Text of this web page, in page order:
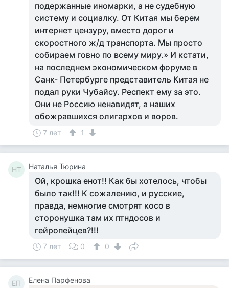
подержанные иномарки, а не судебную
систему и социалку. От Китая мы берем
интернет цензуру, вместо дорог и
скоростного ж/д транспорта. Мы просто
собираем говно по всему миру.» И кстати,
на последнем экономическом форуме в
Санк- Петербурге представитель Китая не
подал руки Чубайсу. Респект ему за это.
Они не Россию ненавидят, а наших
обожравшихся олигархов и воров.
7 лет 1
НТ Наталья Тюрина
Ой, крошка енот!! Как бы хотелось, чтобы
было так!!! К сожалению, и русские,
правда, немногие смотрят косо в
сторонушка там их птндосов и
гейропейцев?!!!
7 лет 0 0
ЕП Елена Парфенова